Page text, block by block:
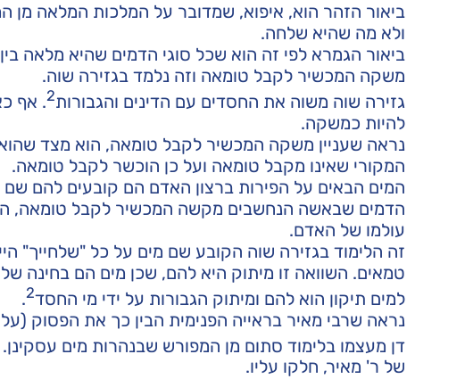
ביאור הזהר הוא, איפוא, שמדובר על המלכות המלאה מן
ולא מה שהיא שלחה.
ביאור הגמרא לפי זה הוא שכל סוגי הדמים שהיא מלאה
משקה המכשיר לקבל טומאה וזה נלמד בגזירה שוה.
גזירה שוה משוה את החסדים עם הדינים והגבורות2. אף
להיות כמשקה.
נראה שעניין משקה המכשיר לקבל טומאה, הוא מצד
המקורי שאינו מקבל טומאה ועל כן הוכשר לקבל טומאה.
המים הבאים על הפירות ברצון האדם הם קובעים להם שם
הדמים שבאשה הנחשבים מקשה המכשיר לקבל טומאה, הם
עולמו של האדם.
זה הלימוד בגזירה שוה הקובע שם מים על כל "שלחייך"
טמאים. השוואה זו מיתוק היא להם, שכן מים הם בחינה
למים תיקון הוא להם ומיתוק הגבורות על ידי מי החסד2
.
נראה שרבי מאיר בראייה הפנימית הבין כך את הפסוק
דן מעצמו בלימוד סתום מן המפורש שבנהרות מים
של ר' מאיר, חלקו עליו.